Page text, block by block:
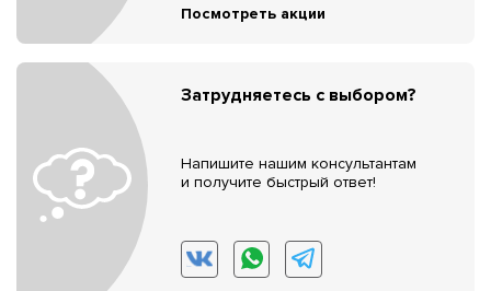
Посмотреть акции
Затрудняетесь с выбором?
Напишите нашим консультантам
и получите быстрый ответ!